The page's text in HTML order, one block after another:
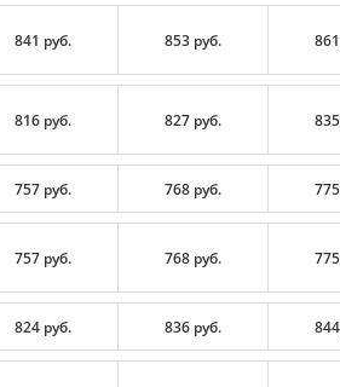
841 руб. 853 руб.
816 руб. 827 руб.
757 руб. 768 руб.
757 руб. 768 руб.
824 руб. 836 руб.